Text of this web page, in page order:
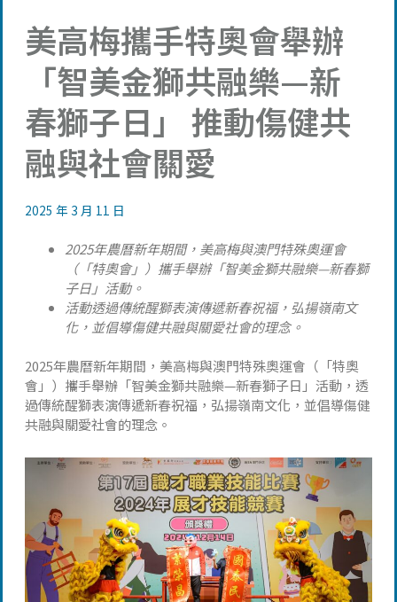
美高梅攜手特奧會舉辦
「智美金獅共融樂—新
春獅子日」 推動傷健共
融與社會關愛
2025 年 3 月 11 日
2025年農曆新年期間，美高梅與澳門特殊奧運會
（「特奧會」）攜手舉辦「智美金獅共融樂—新春獅
子日」活動。
活動透過傳統醒獅表演傳遞新春祝福，弘揚嶺南文
化，並倡導傷健共融與關愛社會的理念。
2025年農曆新年期間，美高梅與澳門特殊奧運會（「特奧
會」）攜手舉辦「智美金獅共融樂—新春獅子日」活動，透
過傳統醒獅表演傳遞新春祝福，弘揚嶺南文化，並倡導傷健
共融與關愛社會的理念。